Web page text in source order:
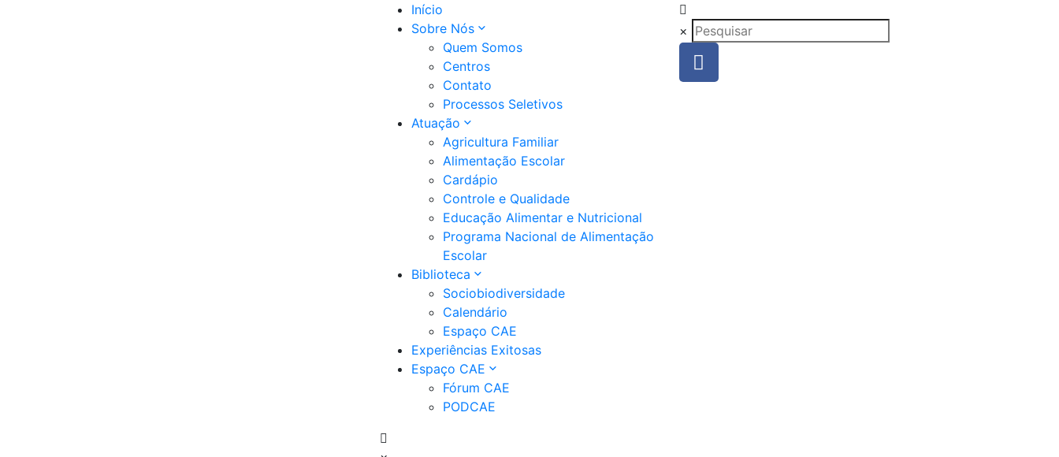
Início
Sobre Nós
Quem Somos
Centros
Contato
Processos Seletivos
Atuação
Agricultura Familiar
Alimentação Escolar
Cardápio
Controle e Qualidade
Educação Alimentar e Nutricional
Programa Nacional de Alimentação
Escolar
Biblioteca
Sociobiodiversidade
Calendário
Espaço CAE
Experiências Exitosas
Espaço CAE
Fórum CAE
PODCAE
×